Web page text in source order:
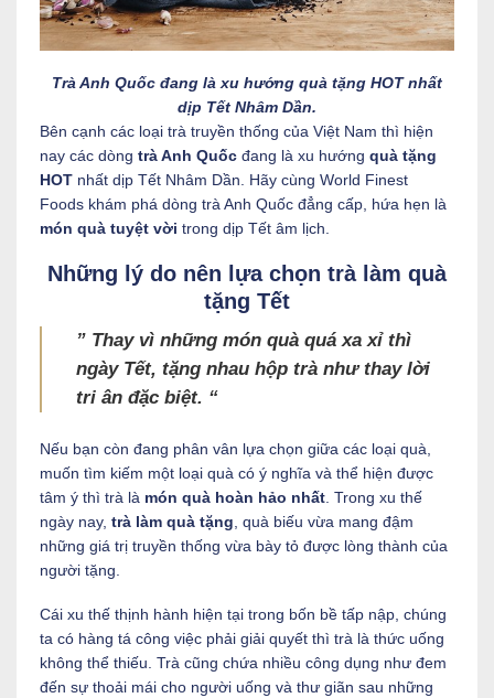
Trà Anh Quốc đang là xu hướng quà tặng HOT nhất
dịp Tết Nhâm Dần.
Bên cạnh các loại trà truyền thống của Việt Nam thì hiện
nay các dòng trà Anh Quốc đang là xu hướng quà tặng
HOT nhất dịp Tết Nhâm Dần. Hãy cùng World Finest
Foods khám phá dòng trà Anh Quốc đẳng cấp, hứa hẹn là
món quà tuyệt vời trong dịp Tết âm lịch.
Những lý do nên lựa chọn trà làm quà
tặng Tết
” Thay vì những món quà quá xa xỉ thì
ngày Tết, tặng nhau hộp trà như thay lời
tri ân đặc biệt. “
Nếu bạn còn đang phân vân lựa chọn giữa các loại quà,
muốn tìm kiếm một loại quà có ý nghĩa và thể hiện được
tâm ý thì trà là món quà hoàn hảo nhất . Trong xu thế
ngày nay, trà làm quà tặng , quà biếu vừa mang đậm
những giá trị truyền thống vừa bày tỏ được lòng thành của
người tặng.
Cái xu thế thịnh hành hiện tại trong bốn bề tấp nập, chúng
ta có hàng tá công việc phải giải quyết thì trà là thức uống
không thể thiếu. Trà cũng chứa nhiều công dụng như đem
đến sự thoải mái cho người uống và thư giãn sau những